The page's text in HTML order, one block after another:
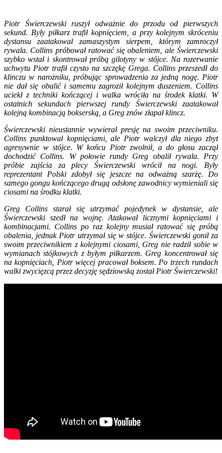
Piotr Świerczewski ruszył odważnie do przodu od pierwszych
sekund. Były piłkarz trafił kopnięciem, a przy kolejnym skróceniu
dystansu zaatakował zamaszystym sierpem, którym zamroczył
rywala. Collins próbował ratować się obaleniem, ale Świerczewski
szybko wstał i skontrował próbą gilotyny w stójce. Na rozerwanie
uchwytu Piotr trafił czysto na szczękę Grega. Collins przeszedł do
klinczu w narożniku, próbując sprowadzenia za jedną nogę. Piotr
nie dał się obalić i samemu zagroził kolejnym duszeniem. Collins
uciekł z techniki kończącej i walka wróciła na środek klatki. W
ostatnich sekundach pierwszej rundy Świerczewski zaatakował
kolejną kombinacją bokserską, a Greg znów złapał klincz.
Świerczewski nieustannie wywierał presję na swoim przeciwniku.
Collins punktował kopnięciami, ale Piotr walczył dla niego zbyt
agresywnie w stójce. W końcu Piotr zwolnił, a do głosu zaczął
dochodzić Collins. W połowie rundy Greg obalił rywala. Przy
próbie zajścia za plecy Świerczewski wrócił na nogi. Były
reprezentant Polski zdobył się jeszcze na odważną szarżę. Do
samego gongu kończącego drugą odsłonę zawodnicy wymieniali się
ciosami na środku klatki.
Greg Collins starał się utrzymać pojedynek w dystansie, ale
Świerczewski szedł na wojnę. Atakował licznymi kopnięciami i
kombinacjami. Collins po raz kolejny musiał ratować się próbą
obalenia, jednak Piotr utrzymał się w stójce. Świerczewski gonił za
swoim przeciwnikiem z kolejnymi ciosami, Greg nie radził sobie w
wymianach stójkowych z byłym piłkarzem. Greg koncentrował się
na kopnięciach, Piotr więcej pracował boksem. Po trzech rundach
walki zwycięzcą przez decyzję sędziowską został Piotr Świerczewski!